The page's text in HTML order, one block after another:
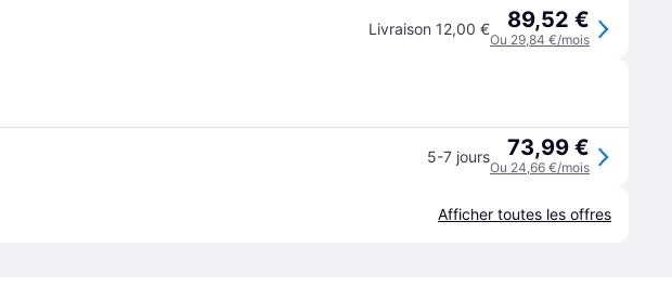
Livraison 12,00 € 89,52 €
Ou 29,84 €/mois
5-7 jours 73,99 €
Ou 24,66 €/mois
Afficher toutes les offres